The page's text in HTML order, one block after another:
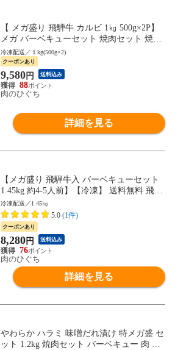
【 メガ盛り 飛騨牛 カルビ 1㎏ 500g×2P】
メガ バーベキューセット 焼肉セット 焼肉
焼き肉 肉 バーベキュー 銘柄和牛 黒毛和牛
BBQ 牛肉 d5 hrp
冷凍配送／１kg(500g×2)
クーポンあり
9,580円 送料込み
88
肉のひぐち
詳細を見る
【メガ盛り 飛騨牛入 バーベキューセット
1.45kg 約4-5人前】【冷凍】 送料無料 飛騨
牛＆国産豚肉＆ 牛タン ＆ウインナー 1.45
㎏ バーベキュー 焼き肉 焼肉 銘柄和牛 国
産豚 牛たん BBQ 詰め合わせ
冷凍配送／1.45㎏
5.0 (1件)
クーポンあり
8,280円 送料込み
76
肉のひぐち
詳細を見る
やわらか ハラミ 味噌だれ漬け 特メガ盛 セ
ット 1.2kg 焼肉セット バーベキュー 肉 バ